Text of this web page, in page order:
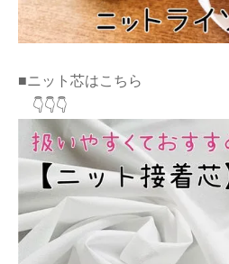
■ニット芯はこちら
👇👇👇